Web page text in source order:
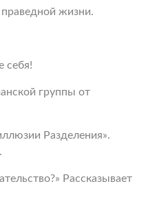
жизни.
себя!
группы от
Разделения».
Рассказывает